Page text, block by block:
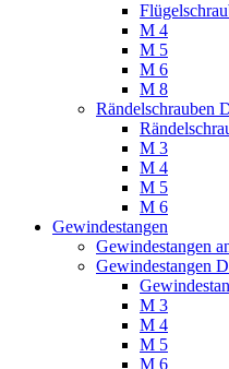
M 4
M 5
M 6
M 8
Rändelschrauben
M 3
M 4
M 5
M 6
Gewindestangen
Gewindestangen
Gewindestangen
M 3
M 4
M 5
M 6